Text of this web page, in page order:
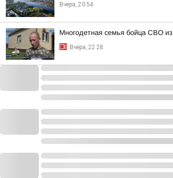
Вчера, 20:54
Многодетная семья бойца СВО
Вчера, 22:28